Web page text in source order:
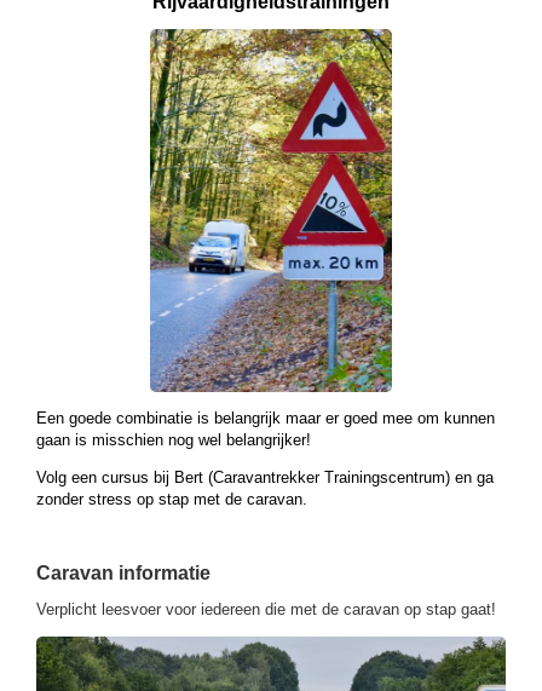
Een goede combinatie is belangrijk maar er goed mee om kunnen
gaan is misschien nog wel belangrijker!
Volg een cursus bij Bert (Caravantrekker Trainingscentrum) en ga
zonder stress op stap met de caravan.
Caravan informatie
Verplicht leesvoer voor iedereen die met de caravan op stap gaat!